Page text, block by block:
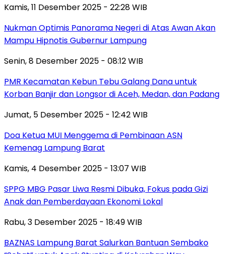
Kamis, 11 Desember 2025 - 22:28 WIB
Nukman Optimis Panorama Negeri di Atas Awan Akan
Mampu Hipnotis Gubernur Lampung
Senin, 8 Desember 2025 - 08:12 WIB
PMR Kecamatan Kebun Tebu Galang Dana untuk
Korban Banjir dan Longsor di Aceh, Medan, dan Padang
Jumat, 5 Desember 2025 - 12:42 WIB
Doa Ketua MUI Menggema di Pembinaan ASN
Kemenag Lampung Barat
Kamis, 4 Desember 2025 - 13:07 WIB
SPPG MBG Pasar Liwa Resmi Dibuka, Fokus pada Gizi
Anak dan Pemberdayaan Ekonomi Lokal
Rabu, 3 Desember 2025 - 18:49 WIB
BAZNAS Lampung Barat Salurkan Bantuan Sembako